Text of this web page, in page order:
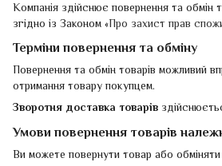
Компанія здійснює повернення та обмін
згідно із Законом «Про захист прав
Терміни повернення та обміну
Повернення та обмін товарів можливий
отримання товару покупцем.
Зворотня доставка товарів
Умови повернення товарів
Ви можете повернути товар або